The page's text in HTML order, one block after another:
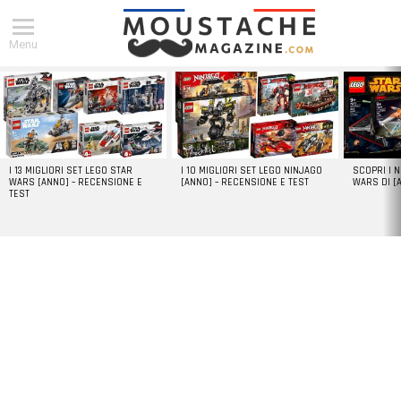
Menu
DERNIERS
ARTICLES
I 13 MIGLIORI SET LEGO STAR
WARS [ANNO] – RECENSIONE E
TEST
I 10 MIGLIORI SET LEGO NINJAGO
[ANNO] – RECENSIONE E TEST
SCOPRI I
WARS DI